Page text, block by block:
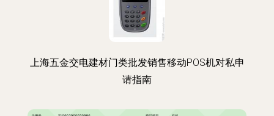
上海五金交电建材门类批发销售移动POS机对私申
请指南